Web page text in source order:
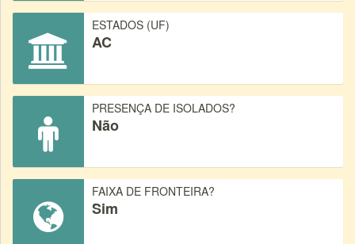
ESTADOS (UF)
AC
PRESENÇA DE ISOLADOS?
Não
FAIXA DE FRONTEIRA?
Sim